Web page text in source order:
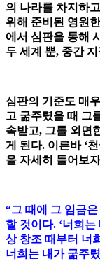
의 나라를 차지하
위해 준비된 영원
에서 심판을 통해
두 세계 뿐, 중간
심판의 기준도 매
고 굶주렸을 때 그
속받고, 그를 외면
게 된다. 이른바 ‘
을 자세히 들어보
“그 때에 그 임금
할 것이다. ‘너희
상 창조 때부터 너
너희는 내가 굶주